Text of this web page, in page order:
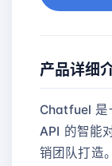
产品详细
Chatfuel 是
API 的智能
销团队打造